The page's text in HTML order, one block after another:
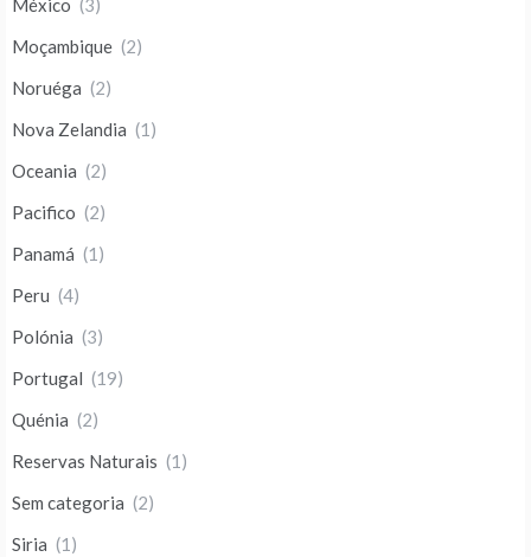
México (3)
Moçambique (2)
Noruéga (2)
Nova Zelandia (1)
Oceania (2)
Pacifico (2)
Panamá (1)
Peru (4)
Polónia (3)
Portugal (19)
Quénia (2)
Reservas Naturais (1)
Sem categoria (2)
Siria (1)